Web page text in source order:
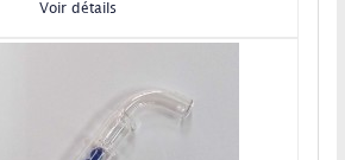
Voir détails